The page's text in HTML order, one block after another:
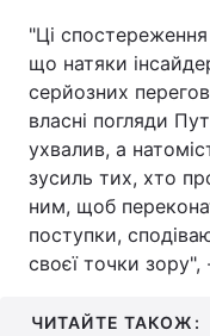
"Ці
що натяки
серйозних
власні погляди
ухвалив, а
зусиль тих, хто
ним, щоб
поступки,
своєї точки зору",
ЧИТАЙТЕ ТАКОЖ: